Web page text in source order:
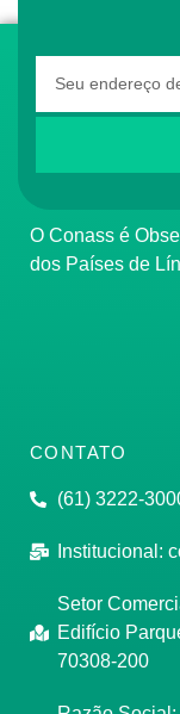
O Conass é Observador Consultivo da Comunidade
dos Países de
CONTATO
(61) 3222-
Institucional:
Setor
Edifício
70308-200